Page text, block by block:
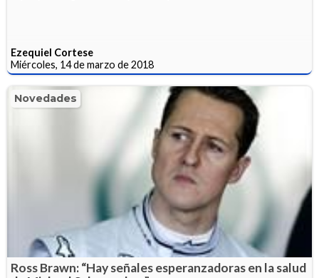
Ezequiel Cortese
Miércoles, 14 de marzo de 2018
Novedades
Ross Brawn: “Hay señales esperanzadoras en la salud